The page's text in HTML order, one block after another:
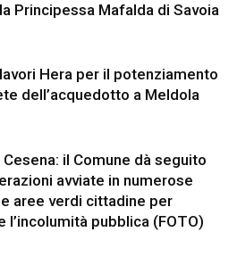
Principessa Mafalda di Savoia
Hera per il potenziamento
dell’acquedotto a Meldola
Cesena: il Comune dà seguito
avviate in numerose
aree verdi cittadine per
l’incolumità pubblica (FOTO)